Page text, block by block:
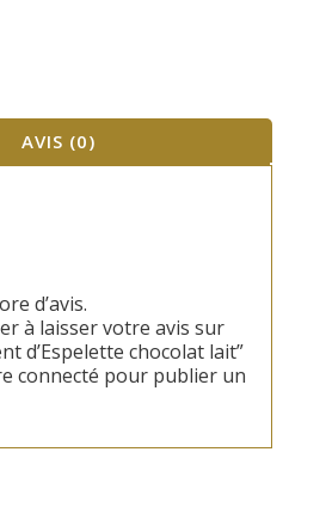
AVIS (0)
d’avis.
à laisser votre avis sur
d’Espelette chocolat lait”
connecté pour publier un